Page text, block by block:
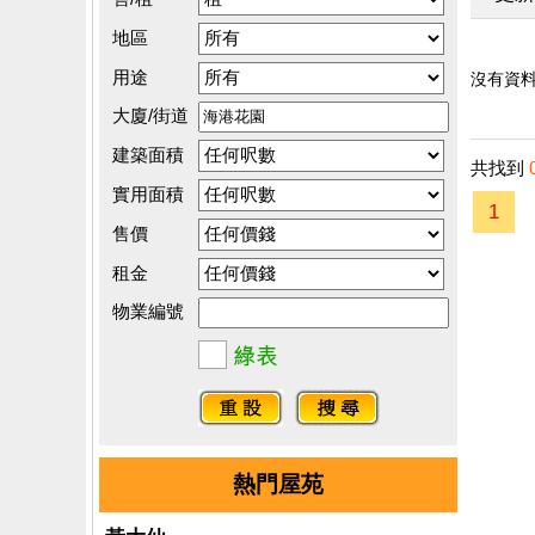
地區
用途
大廈/街道
建築面積
實用面積
售價
租金
物業編號
熱門屋苑
沒有資料
共找到
1